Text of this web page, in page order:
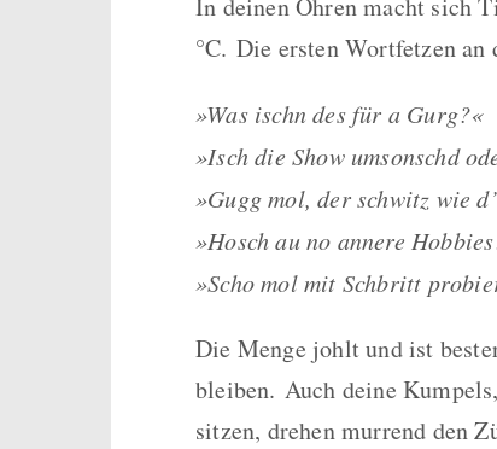
In deinen Ohren macht sich
°C. Die ersten Wortfetzen an
»Was ischn des für a Gurg?«
»Isch die Show umsonschd
»Gugg mol, der schwitz wie
»Hosch au no annere
»Scho mol mit Schbritt
Die Menge johlt und ist
bleiben. Auch deine
sitzen, drehen murrend den